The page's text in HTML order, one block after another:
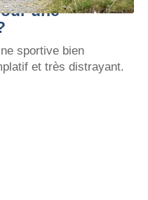
une
sportive bien
et très distrayant.